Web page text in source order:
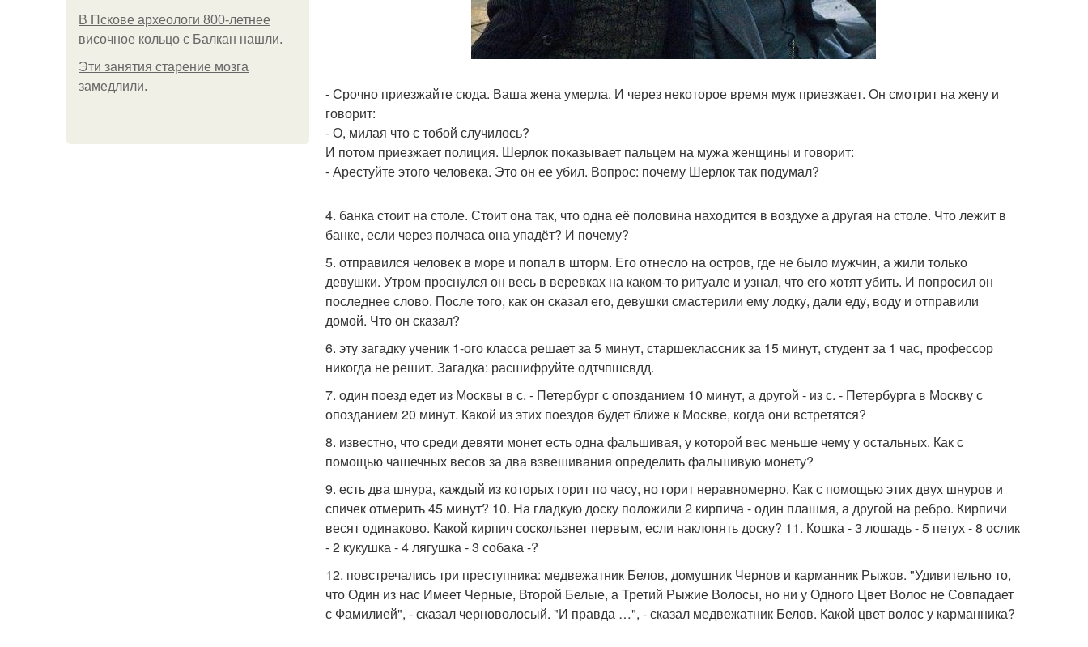
В Пскове археологи 800-летнее
височное кольцо с Балкан нашли.
Эти занятия старение мозга
замедлили.
- Срочно приезжайте сюда. Ваша жена умерла. И через некоторое время муж приезжает. Он смотрит на жену и
говорит:
- О, милая что с тобой случилось?
И потом приезжает полиция. Шерлок показывает пальцем на мужа женщины и говорит:
- Арестуйте этого человека. Это он ее убил. Вопрос: почему Шерлок так подумал?
4. банка стоит на столе. Стоит она так, что одна её половина находится в воздухе а другая на столе. Что лежит в
банке, если через полчаса она упадёт? И почему?
5. отправился человек в море и попал в шторм. Его отнесло на остров, где не было мужчин, а жили только
девушки. Утром проснулся он весь в веревках на каком-то ритуале и узнал, что его хотят убить. И попросил он
последнее слово. После того, как он сказал его, девушки смастерили ему лодку, дали еду, воду и отправили
домой. Что он сказал?
6. эту загадку ученик 1-ого класса решает за 5 минут, старшеклассник за 15 минут, студент за 1 час, профессор
никогда не решит. Загадка: расшифруйте одтчпшсвдд.
7. один поезд едет из Москвы в с. - Петербург с опозданием 10 минут, а другой - из с. - Петербурга в Москву с
опозданием 20 минут. Какой из этих поездов будет ближе к Москве, когда они встретятся?
8. известно, что среди девяти монет есть одна фальшивая, у которой вес меньше чему у остальных. Как с
помощью чашечных весов за два взвешивания определить фальшивую монету?
9. есть два шнура, каждый из которых горит по часу, но горит неравномерно. Как с помощью этих двух шнуров и
спичек отмерить 45 минут? 10. На гладкую доску положили 2 кирпича - один плашмя, а другой на ребро. Кирпичи
весят одинаково. Какой кирпич соскользнет первым, если наклонять доску? 11. Кошка - 3 лошадь - 5 петух - 8 ослик
- 2 кукушка - 4 лягушка - 3 собака -?
12. повстречались три преступника: медвежатник Белов, домушник Чернов и карманник Рыжов. "Удивительно то,
что Один из нас Имеет Черные, Второй Белые, а Третий Рыжие Волосы, но ни у Одного Цвет Волос не Совпадает
с Фамилией", - сказал черноволосый. "И правда …", - сказал медвежатник Белов. Какой цвет волос у карманника?